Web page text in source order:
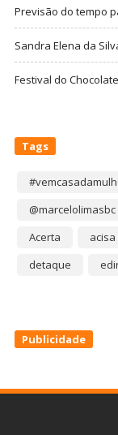
Previsão do tempo
Sandra Elena da
Festival do
Tags
@marcelolimasbc
Acerta
acisa
detaque
Publicidade